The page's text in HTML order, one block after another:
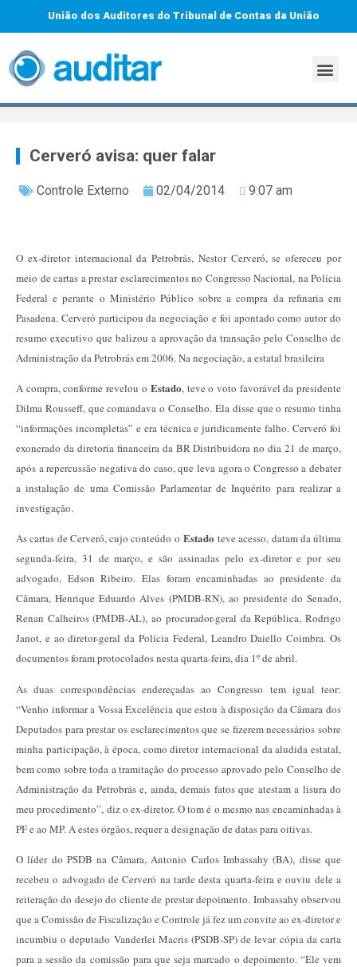
União dos Auditores do Tribunal de Contas da União
Cerveró avisa: quer falar
Controle Externo 02/04/2014 9:07 am
O ex-diretor internacional da Petrobrás, Nestor Cerveró, se ofereceu por
meio de cartas a prestar esclarecimentos no Congresso Nacional, na Polícia
Federal e perante o Ministério Público sobre a compra da refinaria em
Pasadena. Cerveró participou da negociação e foi apontado como autor do
resumo executivo que balizou a aprovação da transação pelo Conselho de
Administração da Petrobrás em 2006. Na negociação, a estatal brasileira
A compra, conforme revelou oEstado, teve o voto favorável da presidente
Dilma Rousseff, que comandava o Conselho. Ela disse que o resumo tinha
“informações incompletas” e era técnica e juridicamente falho. Cerveró foi
exonerado da diretoria financeira da BR Distribuidora no dia 21 de março,
após a repercussão negativa do caso, que leva agora o Congresso a debater
a instalação de uma Comissão Parlamentar de Inquérito para realizar a
investigação.
As cartas de Cerveró, cujo conteúdo o Estado teve acesso, datam da última
segunda-feira, 31 de março, e são assinadas pelo ex-diretor e por seu
advogado, Edson Ribeiro. Elas foram encaminhadas ao presidente da
Câmara, Henrique Eduardo Alves (PMDB-RN), ao presidente do Senado,
Renan Calheiros (PMDB-AL), ao procurador-geral da República, Rodrigo
Janot, e ao diretor-geral da Polícia Federal, Leandro Daiello Coimbra. Os
documentos foram protocolados nesta quarta-feira, dia 1º de abril.
As duas correspondências endereçadas ao Congresso tem igual teor:
“Venho informar a Vossa Excelência que estou à disposição da Câmara dos
Deputados para prestar os esclarecimentos que se fizerem necessários sobre
minha participação, à época, como diretor internacional da aludida estatal,
bem como sobre toda a tramitação do processo aprovado pelo Conselho de
Administração da Petrobrás e, ainda, demais fatos que atestam a lisura do
meu procedimento”, diz o ex-diretor. O tom é o mesmo nas encaminhadas à
PF e ao MP. A estes órgãos, requer a designação de datas para oitivas.
O líder do PSDB na Câmara, Antonio Carlos Imbassahy (BA), disse que
recebeu o advogado de Cerveró na tarde desta quarta-feira e ouviu dele a
reiteração do desejo do cliente de prestar depoimento. Imbassahy observou
que a Comissão de Fiscalização e Controle já fez um convite ao ex-diretor e
incumbiu o deputado Vanderlei Macris (PSDB-SP) de levar cópia da carta
para a sessão da comissão para que seja marcado o depoimento. “Ele vem